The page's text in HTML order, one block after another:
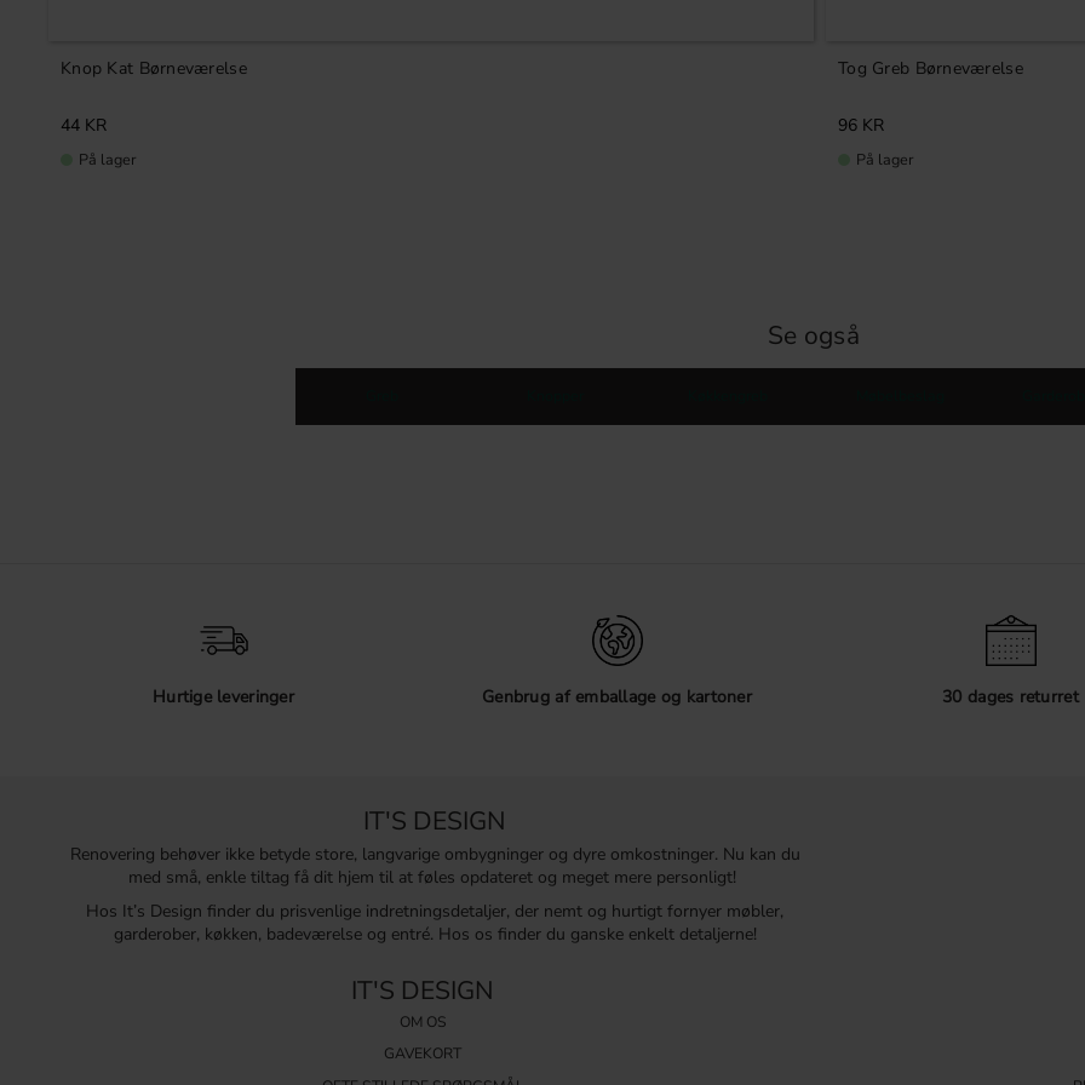
Knop Kat Børneværelse
44 KR
På lager
Tog Greb Børneværelse
96 KR
På lager
Se også
Hurtige leveringer Genbrug af emballage og kartoner 30 dages returret
IT'S DESIGN
Renovering behøver ikke betyde store, langvarige ombygninger og dyre omkostninger. Nu kan du
med små, enkle tiltag få dit hjem til at føles opdateret og meget mere personligt!
Hos It’s Design finder du prisvenlige indretningsdetaljer, der nemt og hurtigt fornyer møbler,
garderober, køkken, badeværelse og entré. Hos os finder du ganske enkelt detaljerne!
IT'S DESIGN
OM OS
GAVEKORT